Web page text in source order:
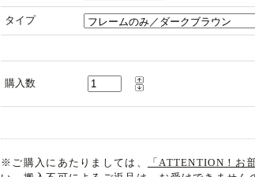
タイプ
購入数
※ご購入にあたりましては、 「ATTENTION！お